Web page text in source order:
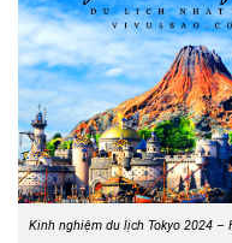
Kinh nghiệm du lịch Tokyo 2024 –